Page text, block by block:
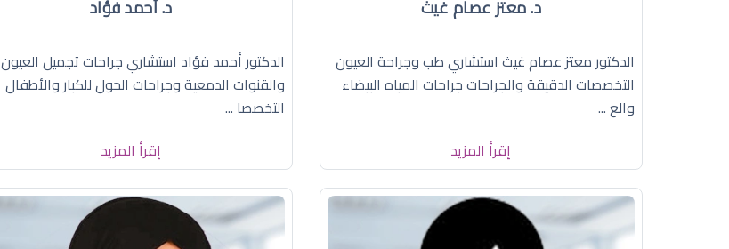
د. معتز عصام غيث
الدكتور معتز عصام غيث استشاري طب وجراحة العيون
التخصصات الدقيقة والجراحات جراحات المياه البيضاء
والع ...
إقرأ المزيد
د. أحمد فؤاد
الدكتور أحمد فؤاد استشاري جراحات تجميل العيون
والقنوات الدمعية وجراحات الحول للكبار والأطفال
التخصصا ...
إقرأ المزيد